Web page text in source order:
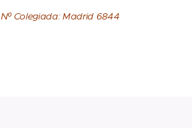
Nº Colegiada: Madrid 6844